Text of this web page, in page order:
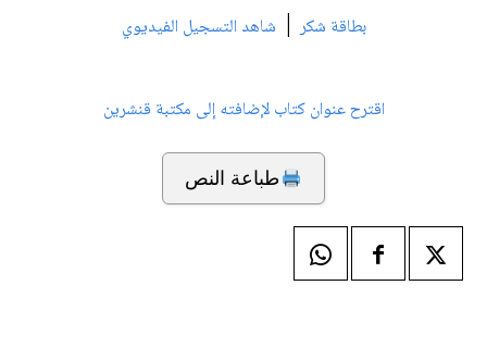
بطاقة شكر| شاهد التسجيل الفيديوي
اقترح عنوان كتاب لإضافته إلى مكتبة قنشرين
طباعة النص